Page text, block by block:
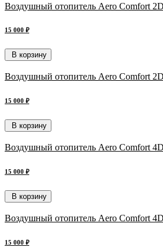
Воздушный отопитель Aero Comfort
15 000 ₽
В корзину
Воздушный отопитель Aero Comfort
15 000 ₽
В корзину
Воздушный отопитель Aero Comfort
15 000 ₽
В корзину
Воздушный отопитель Aero Comfort
15 000 ₽